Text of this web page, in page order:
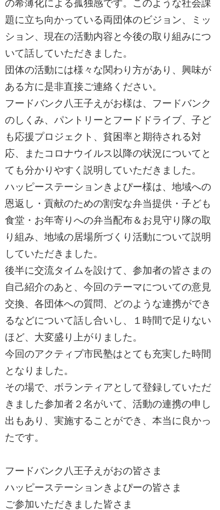
の希薄化による孤独感です。このような社会課
題に立ち向かっている両団体のビジョン、ミッ
ション、現在の活動内容と今後の取り組みにつ
いて話していただきました。
団体の活動には様々な関わり方があり、興味が
ある方に是非直接ご連絡ください。
フードバンク八王子えがお様は、フードバンク
のしくみ、パントリーとフードドライブ、子ど
も応援プロジェクト、貧困率と期待される対
応、またコロナウイルス以降の状況についてと
ても分かりやすく説明していただきました。
ハッピーステーションきよぴー様は、地域への
恩返し・貢献のための割安な弁当提供・子ども
食堂・お年寄りへの弁当配布＆お見守り隊の取
り組み、地域の居場所づくり活動について説明
していただきました。
後半に交流タイムを設けて、参加者の皆さまの
自己紹介のあと、今回のテーマについての意見
交換、各団体への質問、どのような連携ができ
るなどについて話し合いし、１時間で足りない
ほど、大変盛り上がりました。
今回のアクティブ市民塾はとても充実した時間
となりました。
その場で、ボランティアとして登録していただ
きました参加者２名がいて、活動の連携の申し
出もあり、実施することができ、本当に良かっ
たです。
フードバンク八王子えがおの皆さま
ハッピーステーションきよぴーの皆さま
ご参加いただきました皆さま